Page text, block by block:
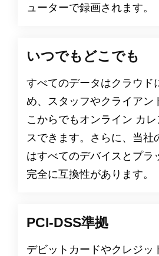
ューターで録画されます。
いつでもどこでも
すべてのデータはクラウド
め、スタッフやクライアン
こからでもオンライン カ
スできます。さらに、当社
はすべてのデバイスとプラ
完全に互換性があります。
PCI-DSS準拠
デビットカードやクレジッ